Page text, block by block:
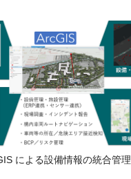
による設備情報の統合管理